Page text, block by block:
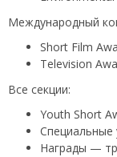
Международный
Short Film
Television
Все секции:
Youth Short
Специальные
Награды —